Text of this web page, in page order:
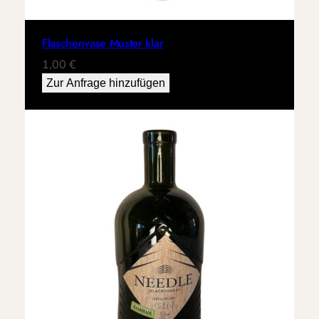
Flaschenvase Muster klar
1,00 €
Zur Anfrage hinzufügen